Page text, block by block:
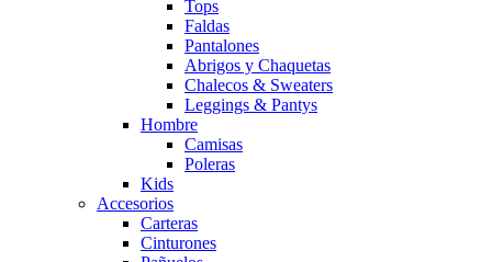
Tops
Faldas
Pantalones
Abrigos y Chaquetas
Chalecos & Sweaters
Leggings & Pantys
Hombre
Camisas
Poleras
Kids
Accesorios
Carteras
Cinturones